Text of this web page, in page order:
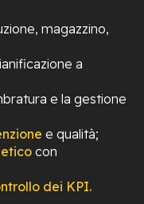
magazzino,
a
e la gestione
e qualità;
con
dei KPI.